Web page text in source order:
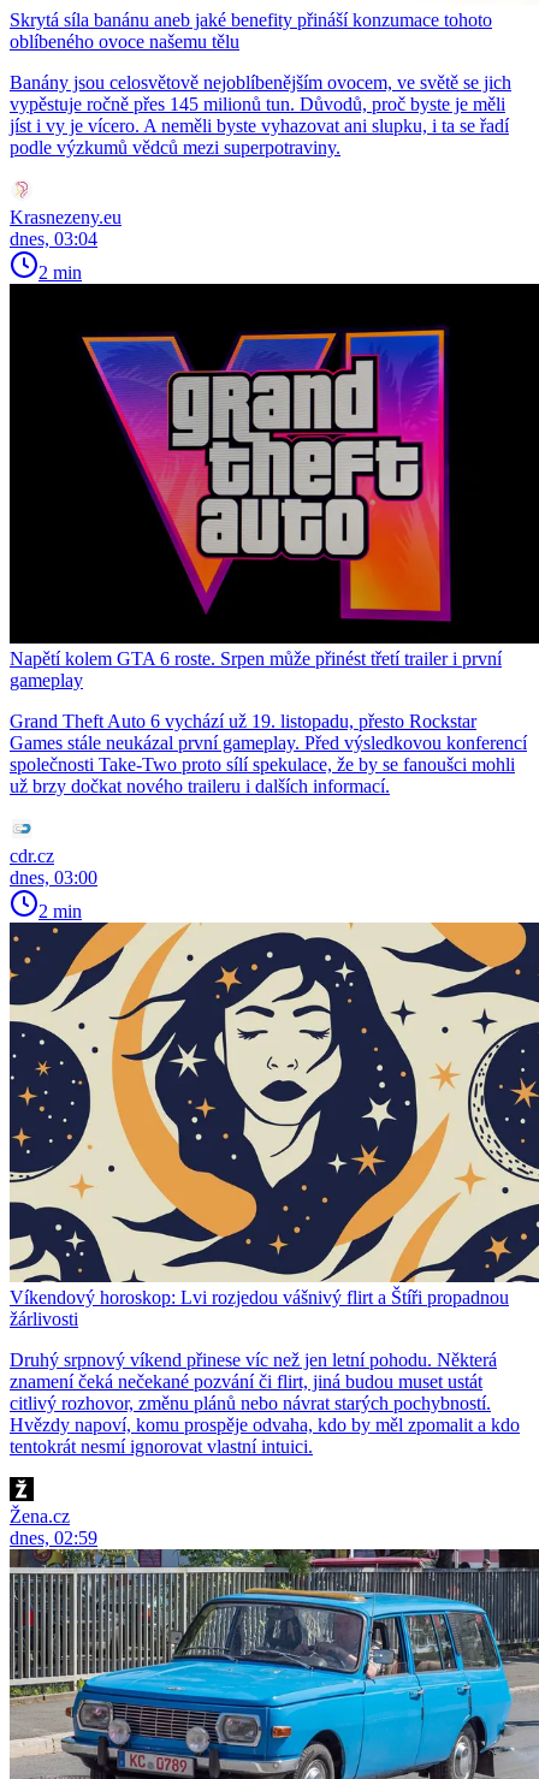
Skrytá síla banánu aneb jaké benefity přináší konzumace tohoto
oblíbeného ovoce našemu tělu
Banány jsou celosvětově nejoblíbenějším ovocem, ve světě se jich
vypěstuje ročně přes 145 milionů tun. Důvodů, proč byste je měli
jíst i vy je vícero. A neměli byste vyhazovat ani slupku, i ta se řadí
podle výzkumů vědců mezi superpotraviny.
Krasnezeny.eu
dnes, 03:04
2 min
Napětí kolem GTA 6 roste. Srpen může přinést třetí trailer i první
gameplay
Grand Theft Auto 6 vychází už 19. listopadu, přesto Rockstar
Games stále neukázal první gameplay. Před výsledkovou konferencí
společnosti Take-Two proto sílí spekulace, že by se fanoušci mohli
už brzy dočkat nového traileru i dalších informací.
cdr.cz
dnes, 03:00
2 min
Víkendový horoskop: Lvi rozjedou vášnivý flirt a Štíři propadnou
žárlivosti
Druhý srpnový víkend přinese víc než jen letní pohodu. Některá
znamení čeká nečekané pozvání či flirt, jiná budou muset ustát
citlivý rozhovor, změnu plánů nebo návrat starých pochybností.
Hvězdy napoví, komu prospěje odvaha, kdo by měl zpomalit a kdo
tentokrát nesmí ignorovat vlastní intuici.
Žena.cz
dnes, 02:59